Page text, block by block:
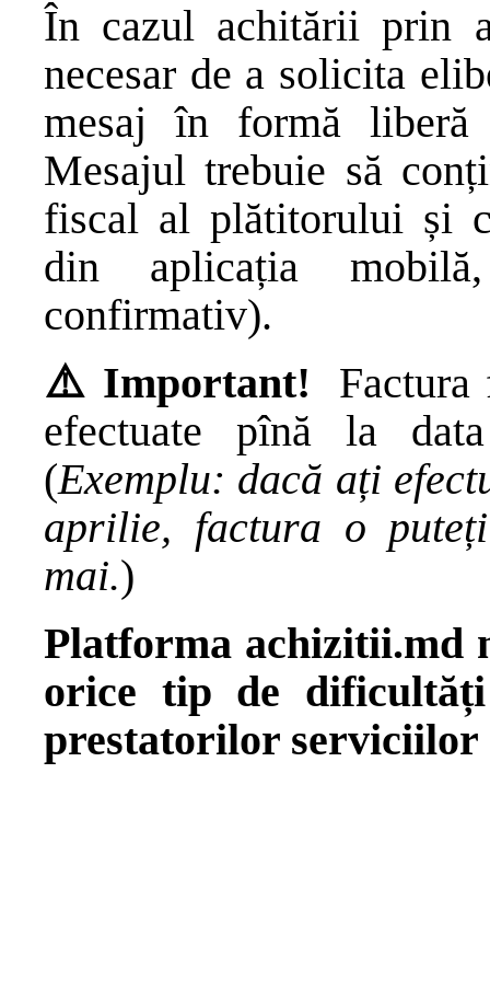
În cazul achitării prin
necesar de a solicita
mesaj în formă
Mesajul trebuie să
fiscal al plătitorului și
din aplicația
confirmativ).
⚠️ Important!
efectuate pînă la
(Exemplu: dacă ați
aprilie, factura o
mai.)
Platforma achizitii.md
orice tip de
prestatorilor serviciilor